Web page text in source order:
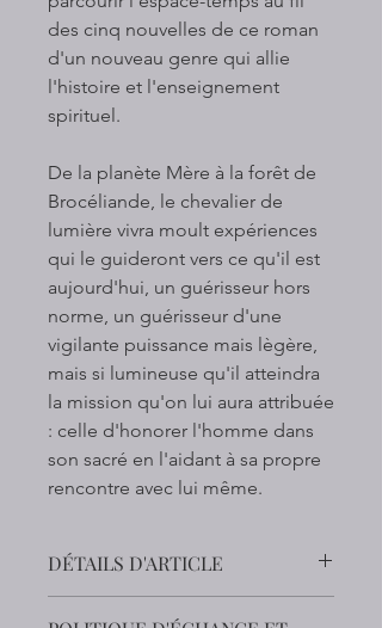
des cinq nouvelles de ce roman
d'un nouveau genre qui allie
l'histoire et l'enseignement
spirituel.
De la planète Mère à la forêt de
Brocéliande, le chevalier de
lumière vivra moult expériences
qui le guideront vers ce qu'il est
aujourd'hui, un guérisseur hors
norme, un guérisseur d'une
vigilante puissance mais lègère,
mais si lumineuse qu'il atteindra
la mission qu'on lui aura attribuée
: celle d'honorer l'homme dans
son sacré en l'aidant à sa propre
rencontre avec lui même.
DÉTAILS D'ARTICLE